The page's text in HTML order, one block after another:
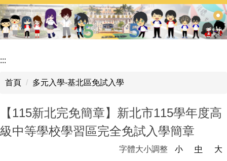
跳
到
主
區
:::
首頁 多元入學-基北區免試入學
【115新北完免簡章】新北市115學年度高
級中等學校學習區完全免試入學簡章
字體大小調整 小 中
大